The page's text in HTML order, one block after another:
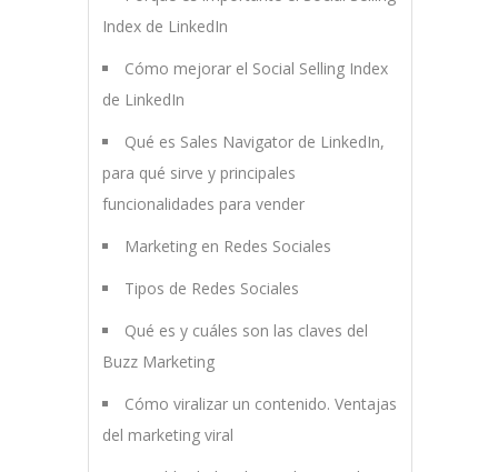
Index de LinkedIn
Cómo mejorar el Social Selling Index
de LinkedIn
Qué es Sales Navigator de LinkedIn,
para qué sirve y principales
funcionalidades para vender
Marketing en Redes Sociales
Tipos de Redes Sociales
Qué es y cuáles son las claves del
Buzz Marketing
Cómo viralizar un contenido. Ventajas
del marketing viral